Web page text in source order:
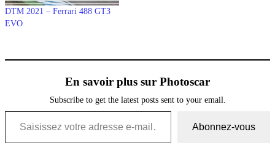
DTM 2021 – Ferrari 488 GT3
EVO
En savoir plus sur Photoscar
Subscribe to get the latest posts sent to your email.
Saisissez votre adresse e-mail…
Abonnez-vous